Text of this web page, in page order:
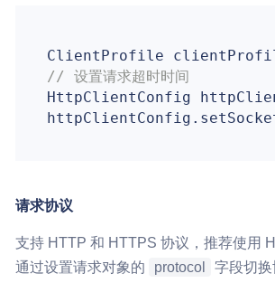
ClientProfile
// 设置请求超时时间
HttpClientConfig
请求协议
支持 HTTP 和 HTTPS 协议，推荐使用
通过设置请求对象的
protocol 字段切